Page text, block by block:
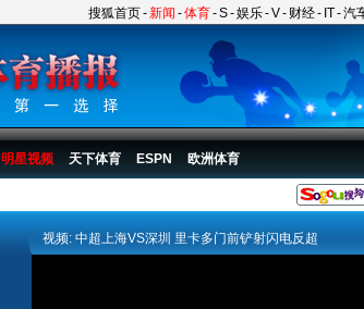
搜狐首页-新闻 -体育-S-娱乐-V- 财经- IT-汽
明星视频 天下体育 ESPN 欧洲体育
视频: 中超上海VS深圳 里卡多门前铲射闪电反超